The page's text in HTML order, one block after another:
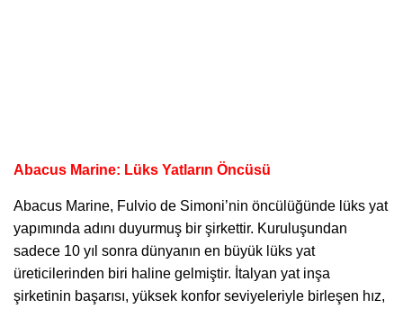
Abacus Marine: Lüks Yatların Öncüsü
Abacus Marine, Fulvio de Simoni’nin öncülüğünde lüks yat
yapımında adını duyurmuş bir şirkettir. Kuruluşundan
sadece 10 yıl sonra dünyanın en büyük lüks yat
üreticilerinden biri haline gelmiştir. İtalyan yat inşa
şirketinin başarısı, yüksek konfor seviyeleriyle birleşen hız,